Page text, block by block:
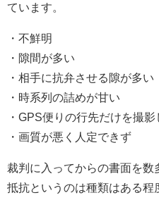
ています。
・不鮮明
・隙間が多い
・相手に抗弁させる隙が多い
・時系列の詰めが甘い
・GPS便りの行先だけを撮
・画質が悪く人定できず
裁判に入ってからの書面を
抵抗というのは種類はある